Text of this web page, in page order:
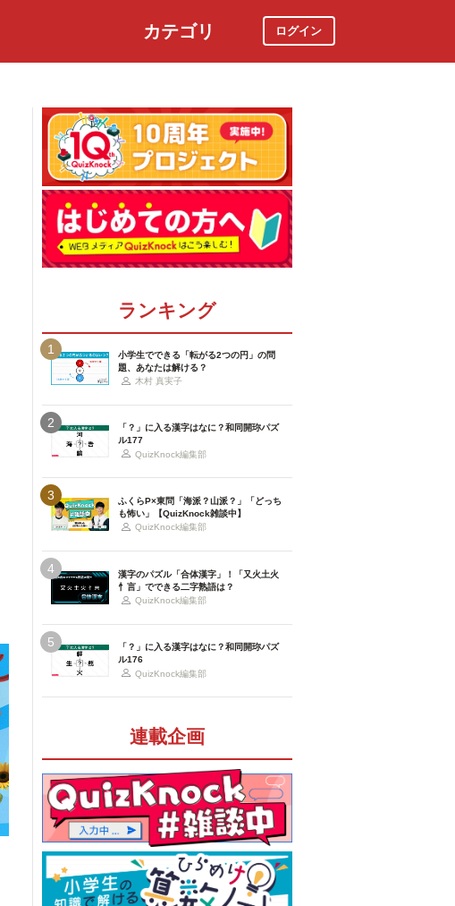
カテゴリ ログイン
ランキング
1
小学生でできる「転がる2つの円」の問
題、あなたは解ける？
木村 真実子
2
「？」に入る漢字はなに？和同開珎パズ
ル177
QuizKnock編集部
3
ふくらP×東問「海派？山派？」「どっち
も怖い」【QuizKnock雑談中】
QuizKnock編集部
4
漢字のパズル「合体漢字」！「又火土火
忄言」でできる二字熟語は？
QuizKnock編集部
5
「？」に入る漢字はなに？和同開珎パズ
ル176
QuizKnock編集部
連載企画